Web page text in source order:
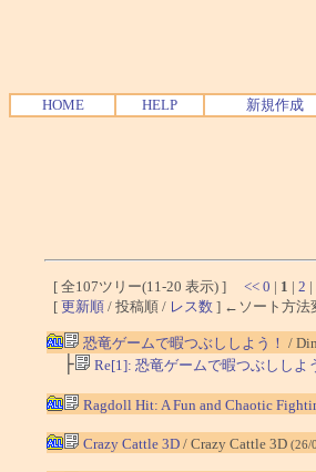
HOME HELP 新規作成
[ 全107ツリー(11-20 表示) ] << 0 | 1 | 2 |
[ 更新順 / 投稿順 / レス数 ] ←ソート方法
恐竜ゲームで暇つぶししよう！ /
├ Re[1]: 恐竜ゲームで暇つぶししよ
Ragdoll Hit: A Fun and Chaotic
Crazy Cattle 3D/ Crazy Cattle 3D (26/